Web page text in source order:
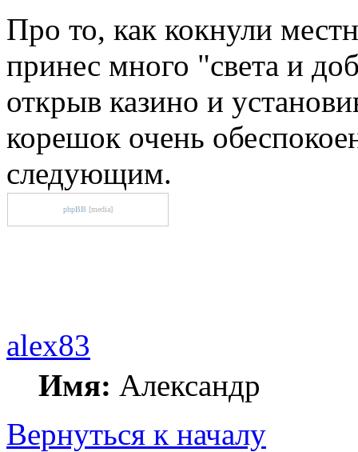
Про то, как кокнули
принес много "света и
открыв казино и
корешок очень
следующим.
phpBB [media]
alex83
Имя: Александр
Вернуться к началу